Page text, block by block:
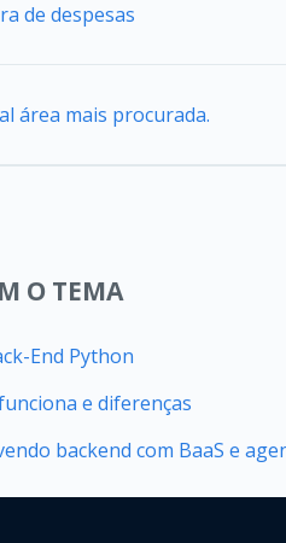
de despesas
área mais procurada.
O TEMA
End Python
e diferenças
backend com BaaS e